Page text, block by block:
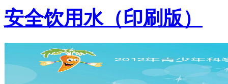
安全饮用水（印刷版）